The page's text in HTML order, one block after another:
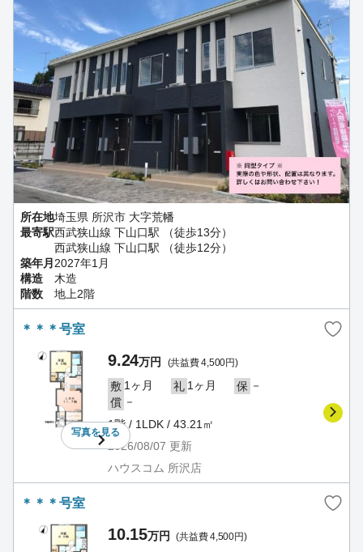
所在地埼玉県 所沢市 大字荒幡
最寄駅西武狭山線 下山口駅 （徒歩13分）
西武狭山線 下山口駅 （徒歩12分）
築年月 2027年1月
構造
木造
階数
地上2階
＊＊＊号室
写真を見る
9.24万円 (共益費 4,500円)
敷 1ヶ月 礼 1ヶ月 保 －
償 －
1階 / 1LDK / 43.21㎡
2026/08/07 更新
ハウスコム 所沢店
＊＊＊号室
10.15万円 (共益費 4,500円)